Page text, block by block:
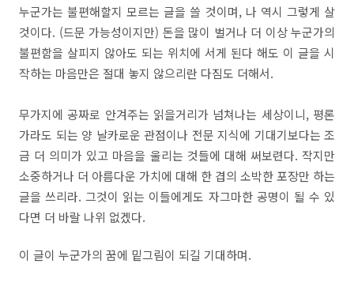
누군가는 불편해할지 모르는 글을 쓸 것이며, 나 역시 그렇게 살
것이다. (드문 가능성이지만) 돈을 많이 벌거나 더 이상 누군가의
불편함을 살피지 않아도 되는 위치에 서게 된다 해도 이 글을 시
작하는 마음만은 절대 놓지 않으리란 다짐도 더해서.
무가지에 공짜로 안겨주는 읽을거리가 넘쳐나는 세상이니, 평론
가라도 되는 양 날카로운 관점이나 전문 지식에 기대기보다는 조
금 더 의미가 있고 마음을 울리는 것들에 대해 써보련다. 작지만
소중하거나 더 아름다운 가치에 대해 한 겹의 소박한 포장만 하는
글을 쓰리라. 그것이 읽는 이들에게도 자그마한 공명이 될 수 있
다면 더 바랄 나위 없겠다.
이 글이 누군가의 꿈에 밑그림이 되길 기대하며.